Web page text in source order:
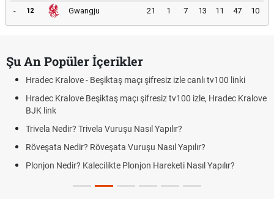
-
12 Gwangju 21 1 7 13 11 47 10
Şu An Popüler İçerikler
Hradec Kralove - Beşiktaş maçı şifresiz izle canlı tv100 linki
Hradec Kralove Beşiktaş maçı şifresiz tv100 izle, Hradec Kralove
BJK link
Trivela Nedir? Trivela Vuruşu Nasıl Yapılır?
Röveşata Nedir? Röveşata Vuruşu Nasıl Yapılır?
Plonjon Nedir? Kalecilikte Plonjon Hareketi Nasıl Yapılır?